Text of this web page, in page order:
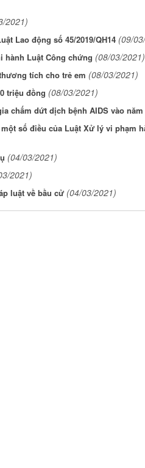
2021)
Lao động số 45/2019/QH14 (09/
hành Luật Công chứng (08/03/2021)
tích cho trẻ em (08/03/2021)
triệu đồng (08/03/2021)
chấm dứt dịch bệnh AIDS vào năm
số điều của Luật Xử lý vi phạm
(04/03/2021)
2021)
luật về bầu cử (04/03/2021)